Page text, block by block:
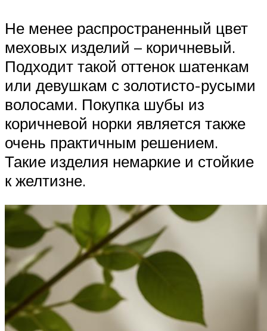
Не менее распространенный цвет
меховых изделий – коричневый.
Подходит такой оттенок шатенкам
или девушкам с золотисто-русыми
волосами. Покупка шубы из
коричневой норки является также
очень практичным решением.
Такие изделия немаркие и стойкие
к желтизне.